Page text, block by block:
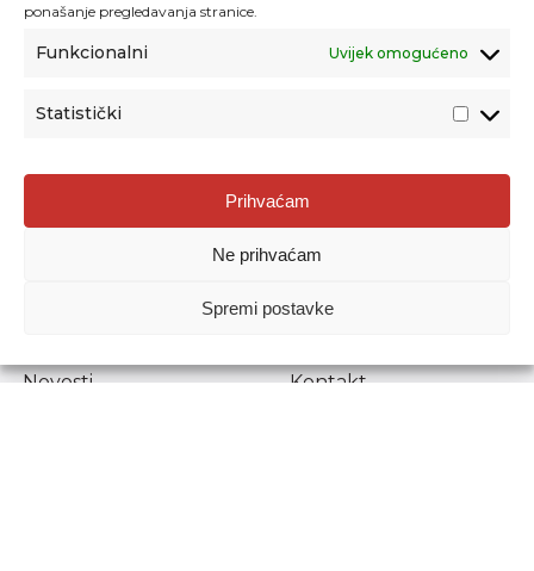
ponašanje pregledavanja stranice.
Funkcionalni Uvijek omogućeno
Statistički
Prihvaćam
Ne prihvaćam
Spremi postavke
Agencija za odgoj i obrazovanje
Donje Svetice 38, 10000 Zagreb
1778129
Prenošenje sadržaja dopušteno je uz navođenje izvora.
Novosti
Kontakt